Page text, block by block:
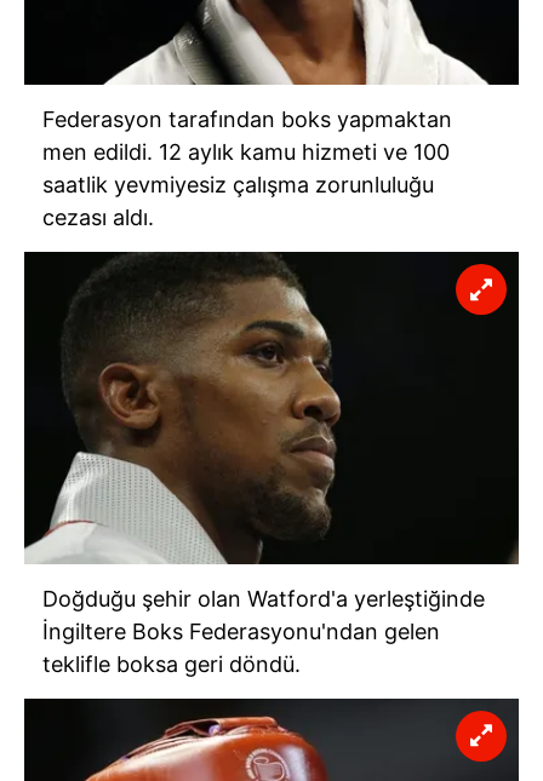
Federasyon tarafından boks yapmaktan
men edildi. 12 aylık kamu hizmeti ve 100
saatlik yevmiyesiz çalışma zorunluluğu
cezası aldı.
Doğduğu şehir olan Watford'a yerleştiğinde
İngiltere Boks Federasyonu'ndan gelen
teklifle boksa geri döndü.